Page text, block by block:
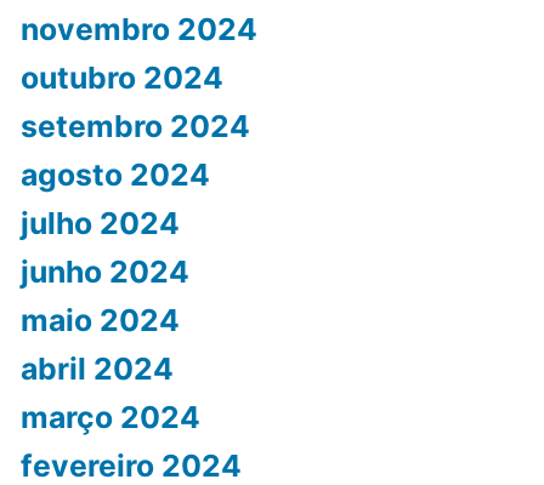
novembro 2024
outubro 2024
setembro 2024
agosto 2024
julho 2024
junho 2024
maio 2024
abril 2024
março 2024
fevereiro 2024